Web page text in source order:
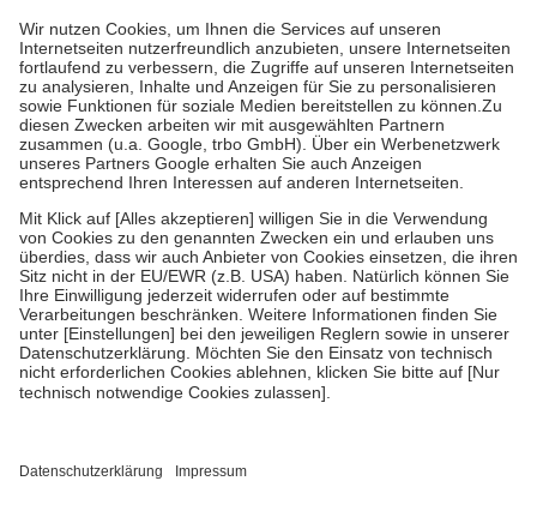
Grundsätzlich leisten Mitglieder Zuzahlungen in Höhe von zehn
Prozent des Abgabepreises,mindestens jedochfünf Euround
höchstens zehn Euro.Es sind jedoch nie mehr als die tatsächlichen
Kosten der Leistung zu entrichten.
Diese Regeln gelten grundsätzlich auch für Online-Apotheken.
Bei Heilmitteln und häuslicher Krankenpflege beträgt die
Zuzahlung zehn Prozent der Kosten sowie zehn Euro je
Verordnung.
Um das Engagement der Versicherten für ihre eigene Gesundheit zu
stärken und die besondere Stellung der Familie zu unterstützen,
fallenkeine Zuzahlungenan bei:
• Kindern und Jugendlichen bis zum vollendeten 18. Lebensjahr
mit Ausnahme der Fahrkosten
• Untersuchungen zur Vorsorge und Früherkennung, die von der
GKV getragen werden